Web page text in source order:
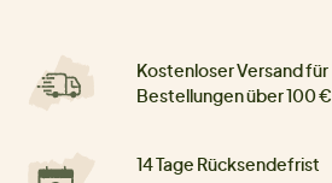
Kostenloser Versand für
Bestellungen über 100 €
14 Tage Rücksendefrist